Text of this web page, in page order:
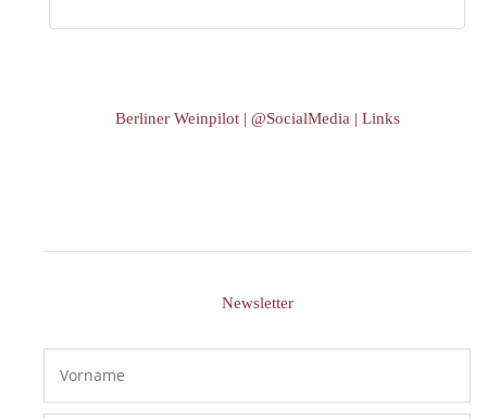
Berliner Weinpilot | @SocialMedia | Links
Newsletter